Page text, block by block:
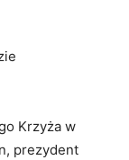
Krzyża w
prezydent